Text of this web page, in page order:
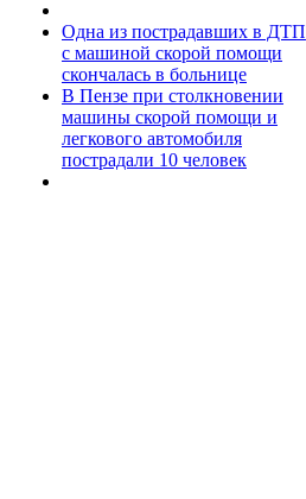
Одна из пострадавших в ДТП
с машиной скорой помощи
скончалась в больнице
В Пензе при столкновении
машины скорой помощи и
легкового автомобиля
пострадали 10 человек